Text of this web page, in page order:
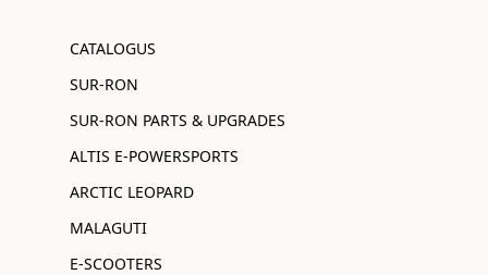
CATALOGUS
SUR-RON
SUR-RON PARTS & UPGRADES
ALTIS E-POWERSPORTS
ARCTIC LEOPARD
MALAGUTI
E-SCOOTERS